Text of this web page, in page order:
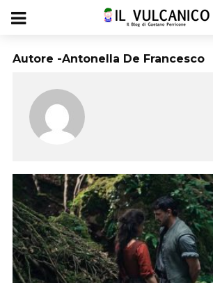
Autore -Antonella De Francesco